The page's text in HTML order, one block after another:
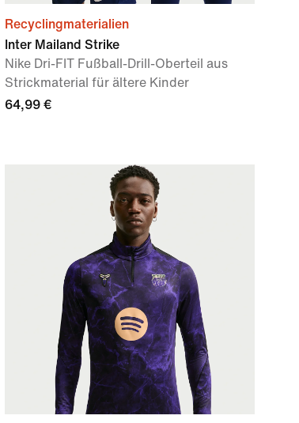
Recyclingmaterialien
Inter Mailand Strike
Nike Dri-FIT Fußball-Drill-Oberteil aus
Strickmaterial für ältere Kinder
64,99 €